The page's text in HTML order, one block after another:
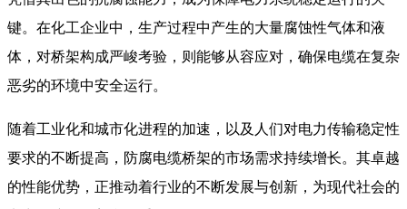
键。在化工企业中，生产过程中产生的大量腐蚀性气体和液
体，对桥架构成严峻考验，则能够从容应对，确保电缆在复杂
恶劣的环境中安全运行。
​ 随着工业化和城市化进程的加速，以及人们对电力传输稳定性
要求的不断提高，防腐电缆桥架的市场需求持续增长。其卓越
的性能优势，正推动着行业的不断发展与创新，为现代社会的